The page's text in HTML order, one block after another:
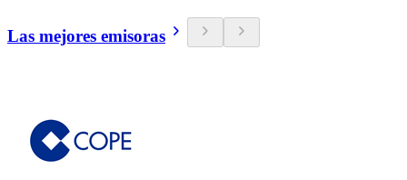
Las mejores emisoras